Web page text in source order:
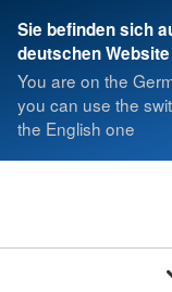
Sie befinden sich
deutschen Website
You are on the
you can use the
the English one